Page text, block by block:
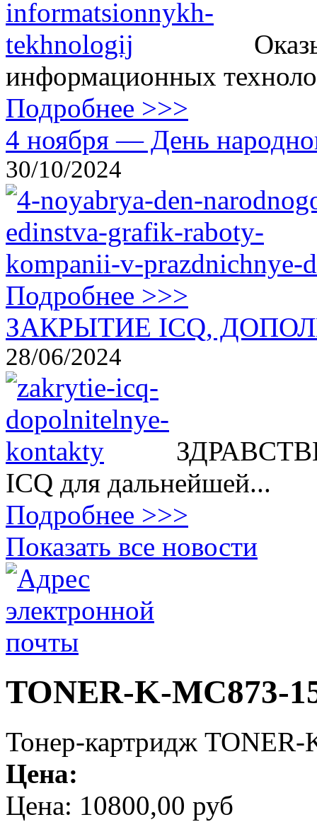
информационных
Подробнее >>>
4 ноября — День
30/10/2024
Подробнее >>>
ЗАКРЫТИЕ ICQ,
28/06/2024
ICQ для дальнейшей...
Подробнее >>>
Показать все новости
TONER-K-MC873-
Тонер-картридж
Цена:
Цена: 10800,00 руб